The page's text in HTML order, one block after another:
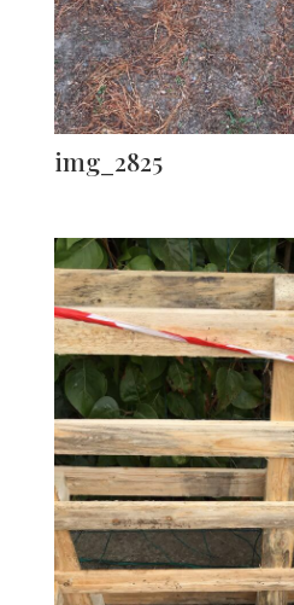
img_2825